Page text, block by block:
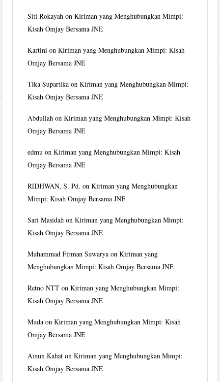
Siti Rokayah onKiriman yang Menghubungkan Mimpi:
Kisah Omjay Bersama JNE
Kartini onKiriman yang Menghubungkan Mimpi: Kisah
Omjay Bersama JNE
Tika Supartika onKiriman yang Menghubungkan Mimpi:
Kisah Omjay Bersama JNE
Abdullah onKiriman yang Menghubungkan Mimpi: Kisah
Omjay Bersama JNE
edmu onKiriman yang Menghubungkan Mimpi: Kisah
Omjay Bersama JNE
RIDHWAN, S. Pd. onKiriman yang Menghubungkan
Mimpi: Kisah Omjay Bersama JNE
Sari Masidah onKiriman yang Menghubungkan Mimpi:
Kisah Omjay Bersama JNE
Muhammad Firman Suwarya onKiriman yang
Menghubungkan Mimpi: Kisah Omjay Bersama JNE
Retno NTT onKiriman yang Menghubungkan Mimpi:
Kisah Omjay Bersama JNE
Muda onKiriman yang Menghubungkan Mimpi: Kisah
Omjay Bersama JNE
Ainun Kahat onKiriman yang Menghubungkan Mimpi:
Kisah Omjay Bersama JNE